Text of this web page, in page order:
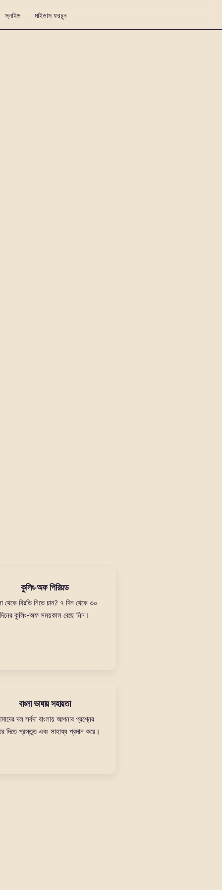
স্লাইড মাইডাস ফরচুন
কুলিং-অফ পিরিয়ড
থেকে বিরতি নিতে চান? ৭ দিন থেকে ৩০
দিনের কুলিং-অফ সময়কাল বেছে নিন।
বাংলা ভাষায় সহায়তা
দল সর্বদা বাংলায় আপনার প্রশ্নের
দিতে প্রস্তুত এবং সাহায্য প্রদান করে।